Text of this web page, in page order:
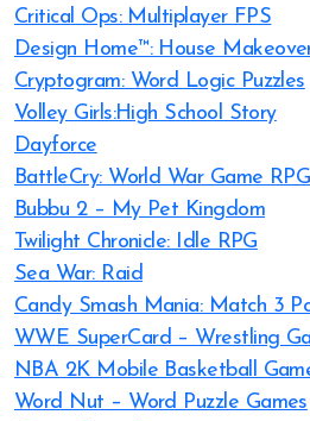
Critical Ops: Multiplayer FPS
Design Home™: House
Cryptogram: Word Logic Puzzles
Volley Girls:High School Story
Dayforce
BattleCry: World War Game RPG
Bubbu 2 – My Pet Kingdom
Twilight Chronicle: Idle RPG
Sea War: Raid
Candy Smash Mania: Match 3
WWE SuperCard – Wrestling
NBA 2K Mobile Basketball
Word Nut – Word Puzzle Games